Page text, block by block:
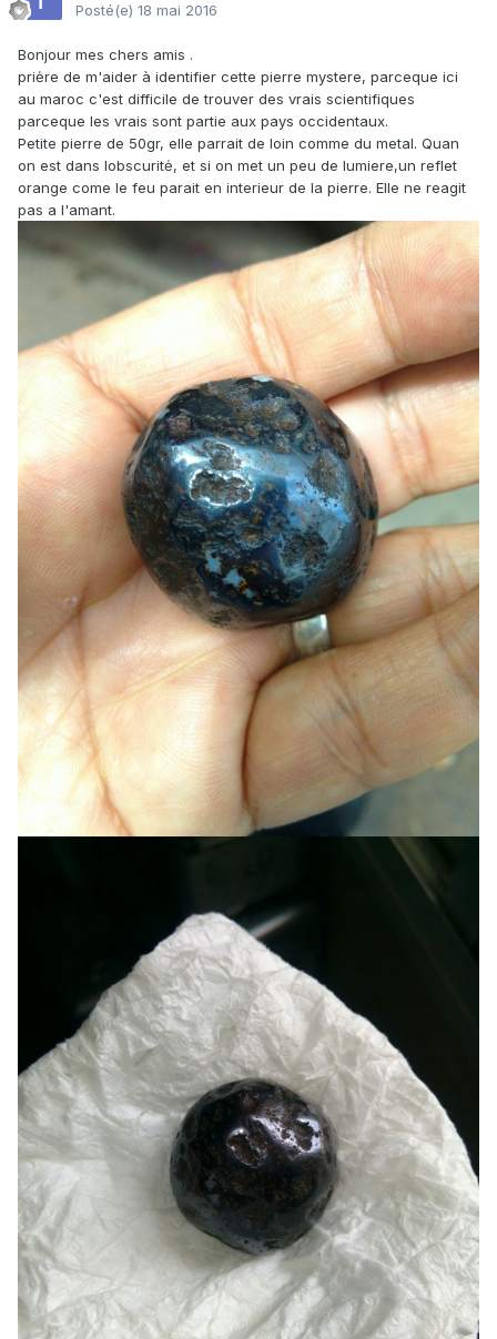
Posté(e) 18 mai 2016
Bonjour mes chers amis .
priėre de m'aider à identifier cette pierre mystere, parceque ici
au maroc c'est difficile de trouver des vrais scientifiques
parceque les vrais sont partie aux pays occidentaux.
Petite pierre de 50gr, elle parrait de loin comme du metal. Quan
on est dans lobscuritė, et si on met un peu de lumiere,un reflet
orange come le feu parait en interieur de la pierre. Elle ne reagit
pas a l'amant.